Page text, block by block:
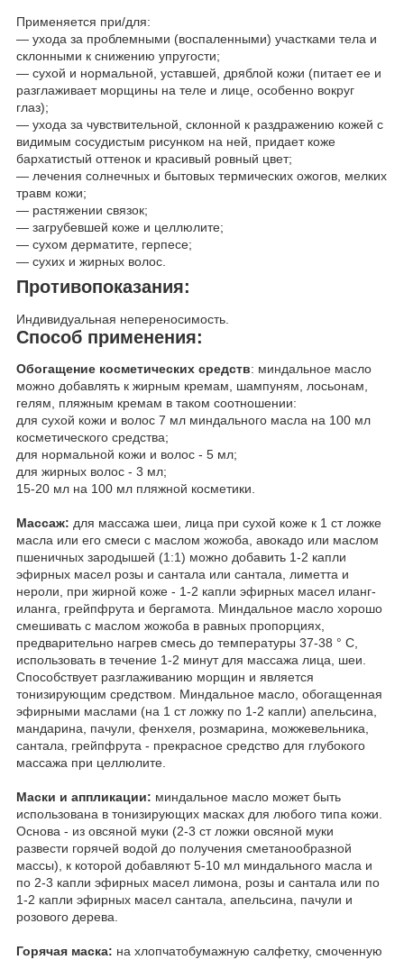
Применяется при/для:
— ухода за проблемными (воспаленными) участками тела и
склонными к снижению упругости;
— сухой и нормальной, уставшей, дряблой кожи (питает ее и
разглаживает морщины на теле и лице, особенно вокруг
глаз);
— ухода за чувствительной, склонной к раздражению кожей с
видимым сосудистым рисунком на ней, придает коже
бархатистый оттенок и красивый ровный цвет;
— лечения солнечных и бытовых термических ожогов, мелких
травм кожи;
— растяжении связок;
— загрубевшей коже и целлюлите;
— сухом дерматите, герпесе;
— сухих и жирных волос.
Противопоказания:
Индивидуальная непереносимость.
Способ применения:
Обогащение косметических средств: миндальное масло
можно добавлять к жирным кремам, шампуням, лосьонам,
гелям, пляжным кремам в таком соотношении:
для сухой кожи и волос 7 мл миндального масла на 100 мл
косметического средства;
для нормальной кожи и волос - 5 мл;
для жирных волос - 3 мл;
15-20 мл на 100 мл пляжной косметики.
Массаж: для массажа шеи, лица при сухой коже к 1 ст ложке
масла или его смеси с маслом жожоба, авокадо или маслом
пшеничных зародышей (1:1) можно добавить 1-2 капли
эфирных масел розы и сантала или сантала, лиметта и
нероли, при жирной коже - 1-2 капли эфирных масел иланг-
иланга, грейпфрута и бергамота. Миндальное масло хорошо
смешивать с маслом жожоба в равных пропорциях,
предварительно нагрев смесь до температуры 37-38 ° C,
использовать в течение 1-2 минут для массажа лица, шеи.
Способствует разглаживанию морщин и является
тонизирующим средством. Миндальное масло, обогащенная
эфирными маслами (на 1 ст ложку по 1-2 капли) апельсина,
мандарина, пачули, фенхеля, розмарина, можжевельника,
сантала, грейпфрута - прекрасное средство для глубокого
массажа при целлюлите.
Маски и аппликации: миндальное масло может быть
использована в тонизирующих масках для любого типа кожи.
Основа - из овсяной муки (2-3 ст ложки овсяной муки
развести горячей водой до получения сметанообразной
массы), к которой добавляют 5-10 мл миндального масла и
по 2-3 капли эфирных масел лимона, розы и сантала или по
1-2 капли эфирных масел сантала, апельсина, пачули и
розового дерева.
Горячая маска: на хлопчатобумажную салфетку, смоченную